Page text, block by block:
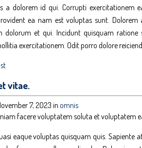
a dolorem id qui. Corrupti exercitationem
ea nam est voluptas sunt.
dolorum et qui. Incidunt quisquam
exercitationem. Odit porro dolore
vitae.
7, 2023 in omnis
facere voluptatem soluta et voluptatem
eaque voluptas quisquam quis.